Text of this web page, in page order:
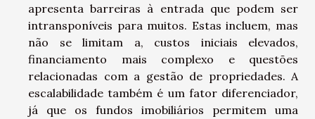
apresenta barreiras à entrada que podem ser
intransponíveis para muitos. Estas incluem, mas
não se limitam a, custos iniciais elevados,
financiamento mais complexo e questões
relacionadas com a gestão de propriedades. A
escalabilidade também é um fator diferenciador,
já que os fundos imobiliários permitem uma